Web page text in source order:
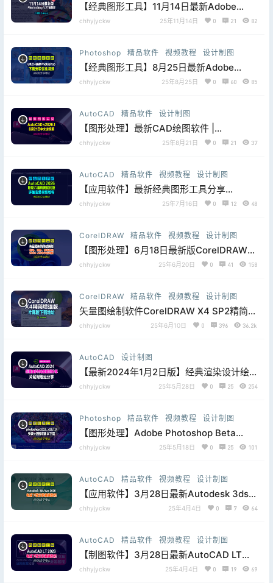
【经典图形工具】11月14日最新Adobe
Photoshop 2026 v27.0，片尾附送下载地
chhyjyckw 25年11月14日 0 21 82
Photoshop 精品软件 视频教程 设计制图
【经典图形工具】8月25日最新Adobe
Photo Shop_26.10免费白嫖直装版，片尾
chhyjyckw 25年8月25日 0 60 85
AutoCAD 精品软件 设计制图
【图形处理】最新CAD绘图软件 |
Autodesk AutoCAD v2026.1 中文坡姐版
chhyjyckw 25年8月21日 0 21 37
AutoCAD 精品软件 视频教程 设计制图
【应用软件】最新经典图形工具分享
AutoCAD 2026.0.1 珊瑚の海精简优化版
chhyjyckw 25年7月16日 0 12 48
CorelDRAW 精品软件 视频教程 设计制图
【图形处理】6月18日最新版CorelDRAW
Graphics Suite 2025 v26.1.0.143 中文精
chhyjyckw 25年6月20日 0 41 158
CorelDRAW 精品软件 视频教程 设计制图
矢量图绘制软件CorelDRAW X4 SP2精简增
强版，下面附下载地址
chhyjyckw 25年6月10日 0 396 36.2k
AutoCAD 设计制图
【最新2024年1月2日版】经典渲染设计绘
图AutoCAD 2024的最新功能，片尾附分享
chhyjyckw 25年5月28日 0 25 254
Photoshop 精品软件 视频教程 设计制图
【图形处理】Adobe Photoshop Beta
2025 v26.7.0.3064 安装和免安装便携版更
chhyjyckw 25年5月18日 0 25 101
AutoCAD 精品软件 视频教程 设计制图
【应用软件】3月28日最新Autodesk 3ds
Max 2026，片尾附分享下载地址
chhyjyckw 25年4月4日 0 7 64
AutoCAD 精品软件 视频教程 设计制图
【制图软件】3月28日最新AutoCAD LT
2026 X64简体中文版，附激活文件及方法
chhyjyckw 25年4月4日 0 19 69